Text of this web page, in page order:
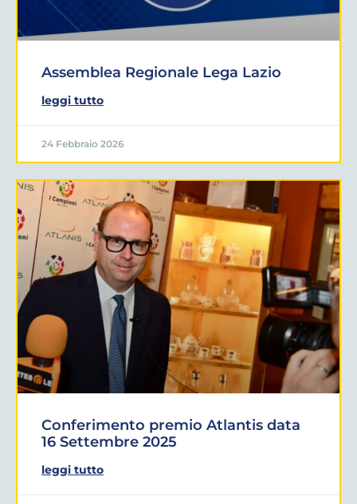
Assemblea Regionale Lega Lazio
leggi tutto
24 Febbraio 2026
Conferimento premio Atlantis data
16 Settembre 2025
leggi tutto